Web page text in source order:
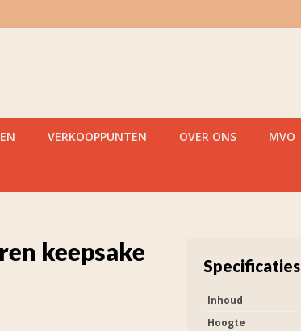
VERKOOPPUNTEN OVER ONS MVO
keepsake
Specificaties
Inhoud
Hoogte